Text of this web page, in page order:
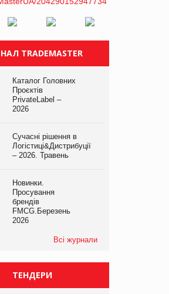
продукції
хвостатих: у VARUS
з’явилися паучі Varto Paw
expert від власної ТМ
TRADEMASTER
Каталог Головних
Проєктів
PrivateLabel –
2026
Сучасні рішення в
Логістиці&Дистрибуції
– 2026. Травень
Новинки.
Просування
брендів
FMCG.Березень
2026
Всі журнали
ТЕНДЕРИ